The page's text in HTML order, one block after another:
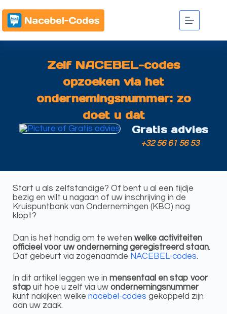
Zelf NACEBEL-codes
opzoeken via het
ondernemingsnummer: zo
doet u dat
Gratis advies
+32 56 61 56 53
Start u als zelfstandige? Of bent u al een tijdje
bezig en wilt u nagaan of uw inschrijving in de
Kruispuntbank van Ondernemingen (KBO) nog
klopt?
Dan is het handig om te weten welke activiteiten
officieel voor uw onderneming geregistreerd staan.
Dat gebeurt via zogenaamde NACEBEL-codes.
In dit artikel leggen we in mensentaal en stap voor
stap uit hoe u zelf via uw ondernemingsnummer
kunt nakijken welke nacebel-codes gekoppeld zijn
aan uw zaak.